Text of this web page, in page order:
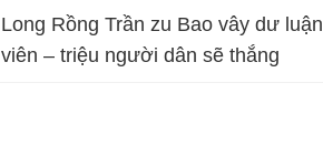
Long Rồng Trần zu Bao vây dư luận
viên – triệu người dân sẽ thắng